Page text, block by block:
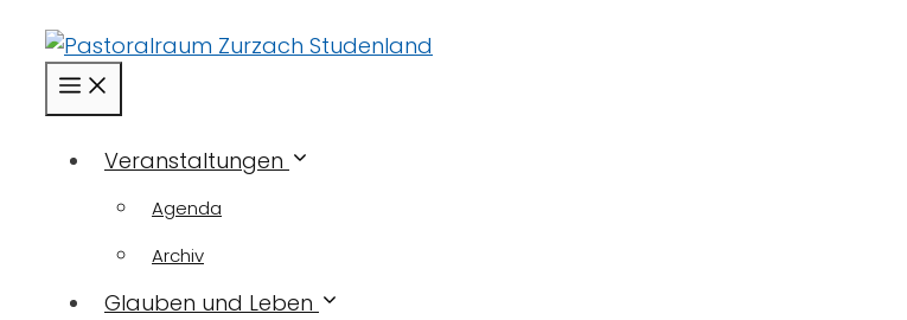
Veranstaltungen
Agenda
Archiv
Glauben und Leben